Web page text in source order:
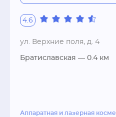
4.6
ул. Верхние поля, д. 4
Братиславская — 0.4 км
Аппаратная и лазерная